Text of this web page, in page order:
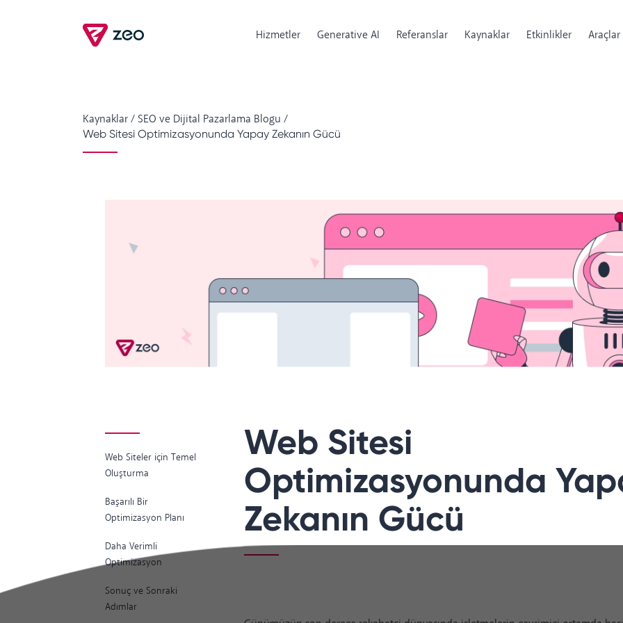
Hizmetler Generative AI Referanslar Kaynaklar Etkinlikler Araçlar
Kaynaklar/SEO ve Dijital Pazarlama Blogu /
Web Sitesi Optimizasyonunda Yapay Zekanın Gücü
Web Siteler için Temel
Oluşturma
Başarılı Bir
Optimizasyon Planı
Daha Verimli
Optimizasyon
Sonuç ve Sonraki
Adımlar
Web Sitesi
Optimizasyonunda
Zekanın Gücü